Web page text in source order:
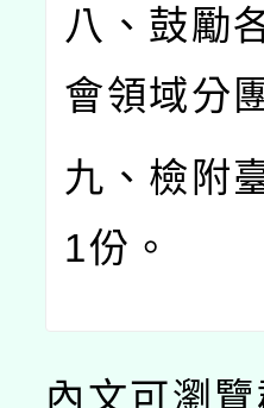
八、鼓勵
會領域分
九、檢附
1份。
內文可瀏覽